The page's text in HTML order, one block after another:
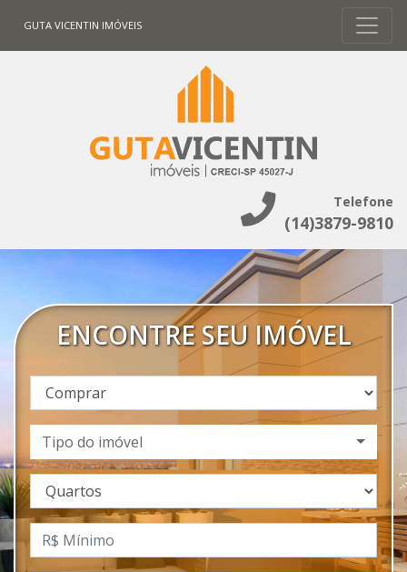
GUTA VICENTIN IMÓVEIS
Telefone
(14)3879-9810
ENCONTRE SEU IMÓVEL
Tipo do imóvel